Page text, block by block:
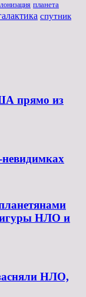
планета
спутник
прямо из
НЛО и
НЛО,